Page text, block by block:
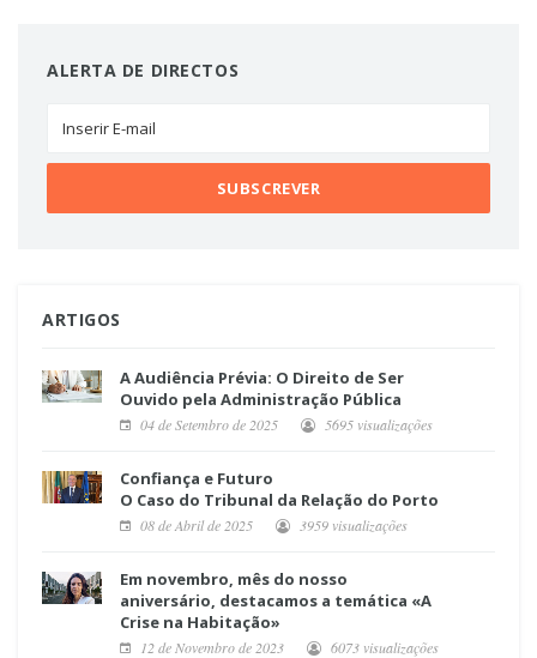
ALERTA DE DIRECTOS
ARTIGOS
A Audiência Prévia: O Direito de Ser
Ouvido pela Administração Pública
04 de Setembro de 2025 5695 visualizações
Confiança e Futuro
O Caso do Tribunal da Relação do Porto
08 de Abril de 2025 3959 visualizações
Em novembro, mês do nosso
aniversário, destacamos a temática «A
Crise na Habitação»
12 de Novembro de 2023 6073 visualizações